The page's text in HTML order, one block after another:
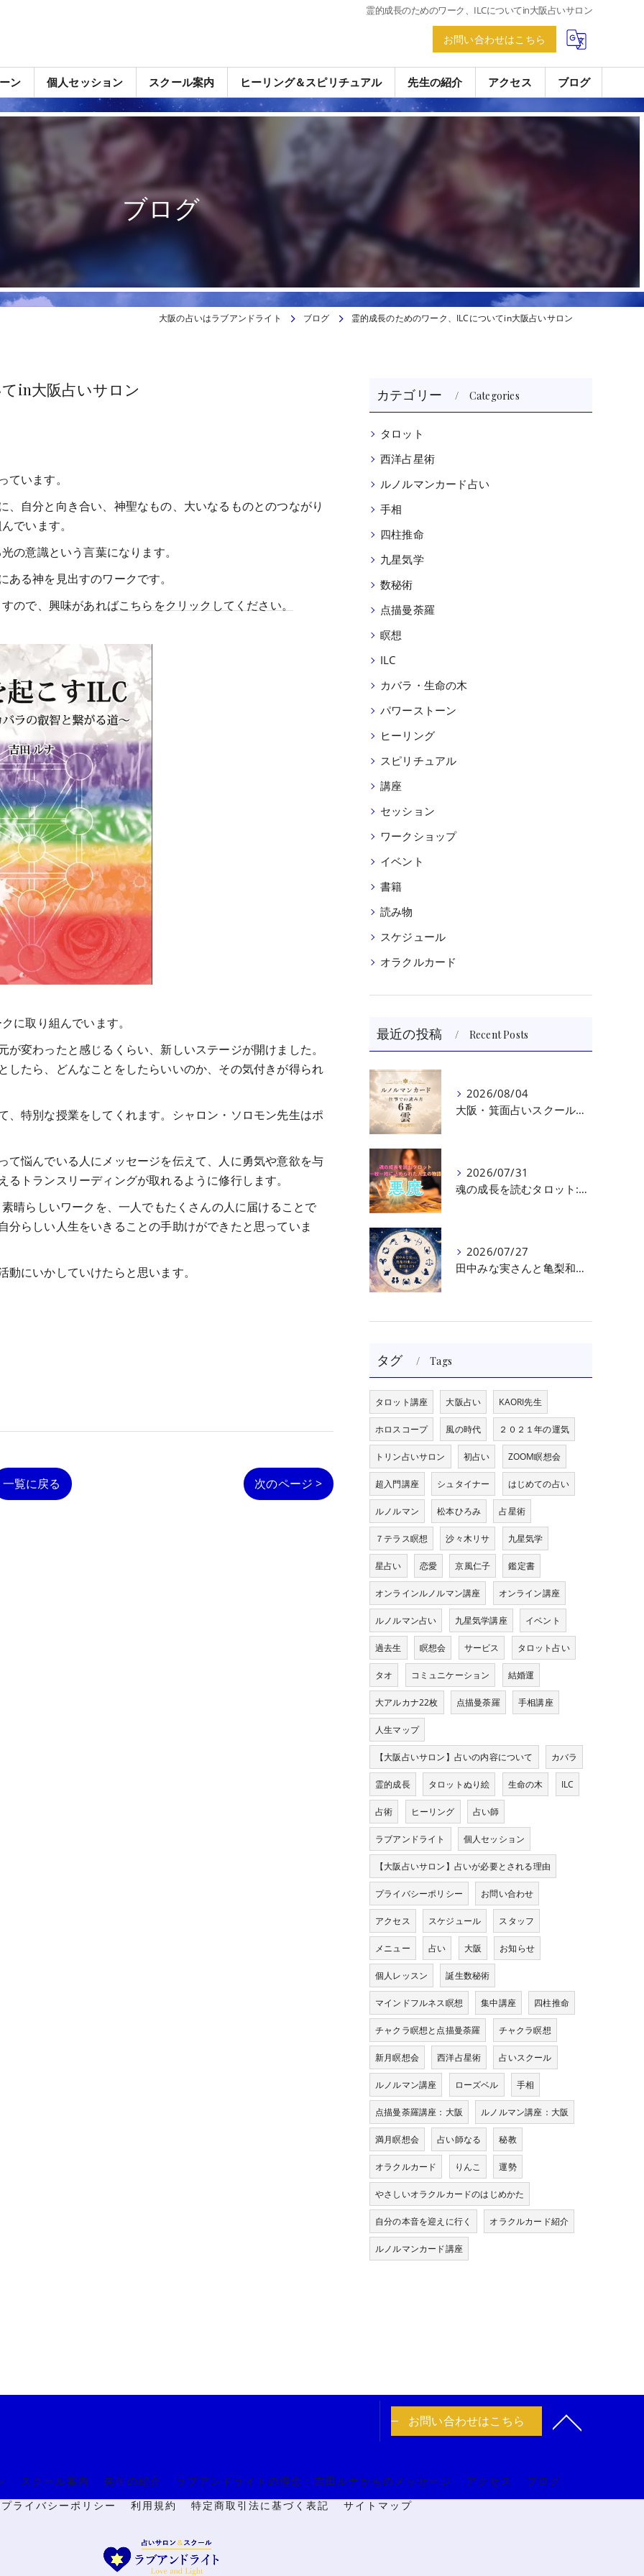
霊的成長のためのワーク、ILCについてin大阪占いサロン
お問い合わせはこちら
ン 個人セッション スクール案内 ヒーリング＆スピリチュアル 先生の紹介 アクセス ブログ
ブログ
大阪の占いはラブアンドライト ブログ 霊的成長のためのワーク、ILCについてin大阪占いサロン
in大阪占いサロン
います。
自分と向き合い、神聖なもの、大いなるものとのつながり
でいます。
の意識という言葉になります。
る神を見出すのワークです。
ので、 興味があればこちらをクリックしてください。
に取り組んでいます。
変わったと感じるくらい、新しいステージが開けました。
たら、どんなことをしたらいいのか、その気付きが得られ
特別な授業をしてくれます。シャロン・ソロモン先生はポ
悩んでいる人にメッセージを伝えて、人に勇気や意欲を与
トランスリーディングが取れるように修行します。
晴らしいワークを、一人でもたくさんの人に届けることで
らしい人生をいきることの手助けができたと思っていま
にいかしていけたらと思います。
一覧に戻る 次のページ >
カテゴリー Categories
タロット
西洋占星術
ルノルマンカード占い
手相
四柱推命
九星気学
数秘術
点描曼荼羅
瞑想
ILC
カバラ・生命の木
パワーストーン
ヒーリング
スピリチュアル
講座
セッション
ワークショップ
イベント
書籍
読み物
スケジュール
オラクルカード
最近の投稿 Recent Posts
2026/08/04
大阪・箕面占いスクール 原 史恵 | ルノルマンカード読み方のコツ「雲」 仕事をテーマに占った場合
2026/07/31
魂の成長を読むタロット:悪魔（第十七回目）｜大阪・箕面占いスクールラブアンドライト
2026/07/27
田中みな実さんと亀梨和也さんの相性を読む｜大阪・箕面占いスクールラブアンドライト
タグ Tags
タロット講座 大阪占い KAORI先生
ホロスコープ 風の時代 ２０２１年の運気
トリン占いサロン 初占い ZOOM瞑想会
超入門講座 シュタイナー はじめての占い
ルノルマン 松本ひろみ 占星術
７テラス瞑想 沙々木リサ 九星気学
星占い 恋愛 京風仁子 鑑定書
オンラインルノルマン講座 オンライン講座
ルノルマン占い 九星気学講座 イベント
過去生 瞑想会 サービス タロット占い
タオ コミュニケーション 結婚運
大アルカナ22枚 点描曼荼羅 手相講座
人生マップ
【大阪占いサロン】占いの内容について カバラ
霊的成長 タロットぬり絵 生命の木 ILC
占術 ヒーリング 占い師
ラブアンドライト 個人セッション
【大阪占いサロン】占いが必要とされる理由
プライバシーポリシー お問い合わせ
アクセス スケジュール スタッフ
メニュー 占い 大阪 お知らせ
個人レッスン 誕生数秘術
マインドフルネス瞑想 集中講座 四柱推命
チャクラ瞑想と点描曼荼羅 チャクラ瞑想
新月瞑想会 西洋占星術 占いスクール
ルノルマン講座 ローズベル 手相
点描曼荼羅講座：大阪 ルノルマン講座：大阪
満月瞑想会 占い師なる 秘教
オラクルカード りんこ 運勢
やさしいオラクルカードのはじめかた
自分の本音を迎えに行く オラクルカード紹介
ルノルマンカード講座
お問い合わせはこちら
スクール案内 先生の紹介 ラブアンドライトの理念：吉田ルナからのメッセージ アクセス
ブログ
プライバシーポリシー 利用規約 特定商取引法に基づく表記 サイトマップ